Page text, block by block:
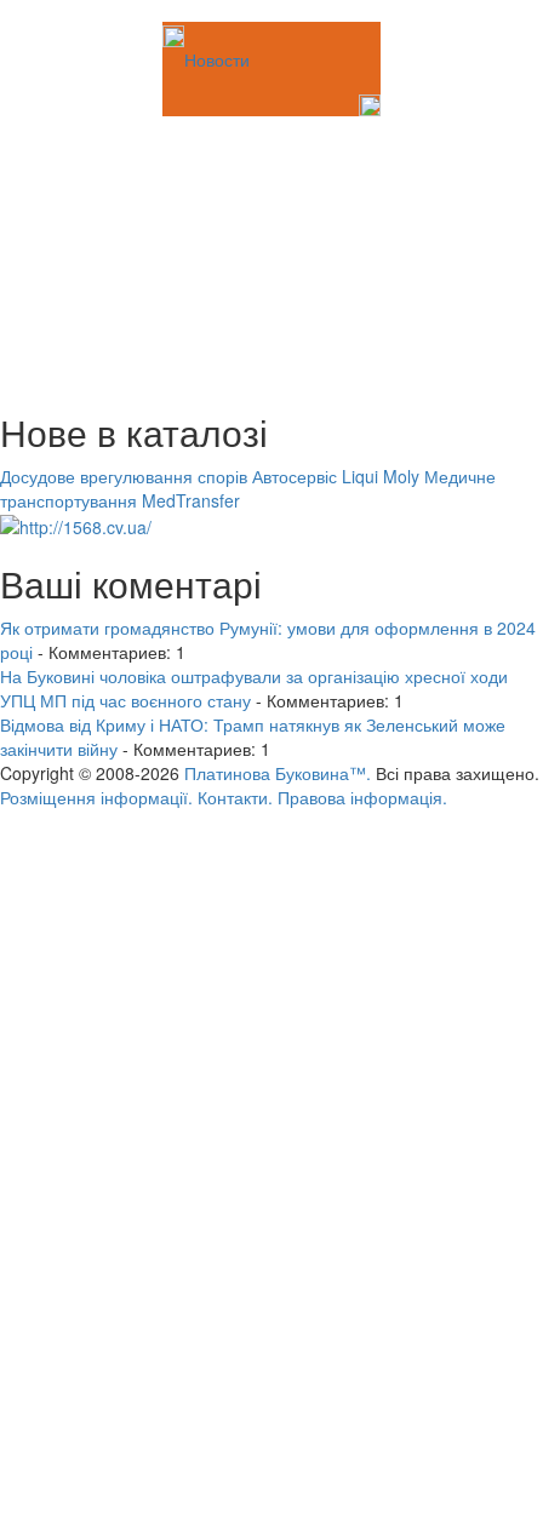
Новости
Нове в каталозі
Досудове врегулювання спорів Автосервіс Liqui Moly Медичне
транспортування MedTransfer
Ваші коментарі
Як отримати громадянство Румунії: умови для оформлення в 2024
році - Комментариев: 1
На Буковині чоловіка оштрафували за організацію хресної ходи
УПЦ МП під час воєнного стану - Комментариев: 1
Відмова від Криму і НАТО: Трамп натякнув як Зеленський може
закінчити війну - Комментариев: 1
Copyright © 2008-2026 Платинова Буковина™. Всі права захищено.
Розміщення інформації. Контакти. Правова інформація.